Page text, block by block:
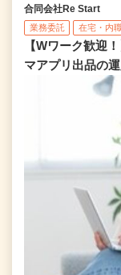
合同会社Re Start
業務委託 在宅・内職
【Wワーク歓迎
マアプリ出品の